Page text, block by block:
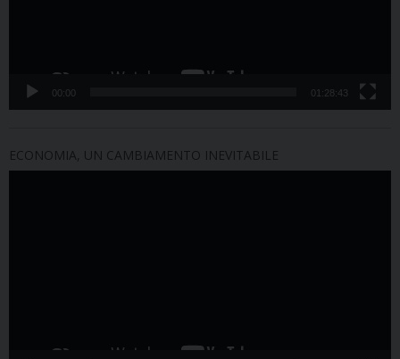
00:00 01:28:43
ECONOMIA, UN CAMBIAMENTO INEVITABILE